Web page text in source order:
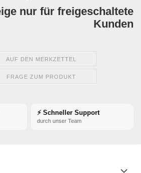
nur für freigeschaltete
Kunden
AUF DEN MERKZETTEL
FRAGE ZUM PRODUKT
⚡ Schneller Support
durch unser Team